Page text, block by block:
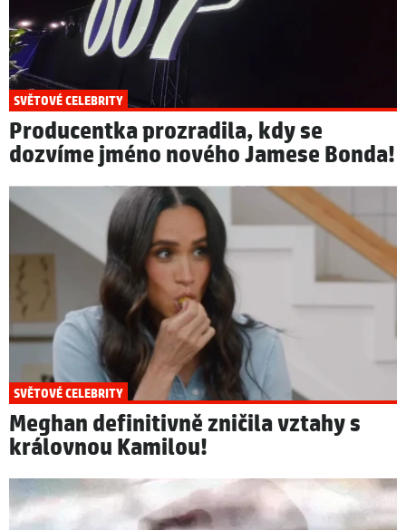
SVĚTOVÉ CELEBRITY
Producentka prozradila, kdy se
dozvíme jméno nového Jamese Bonda!
SVĚTOVÉ CELEBRITY
Meghan definitivně zničila vztahy s
královnou Kamilou!